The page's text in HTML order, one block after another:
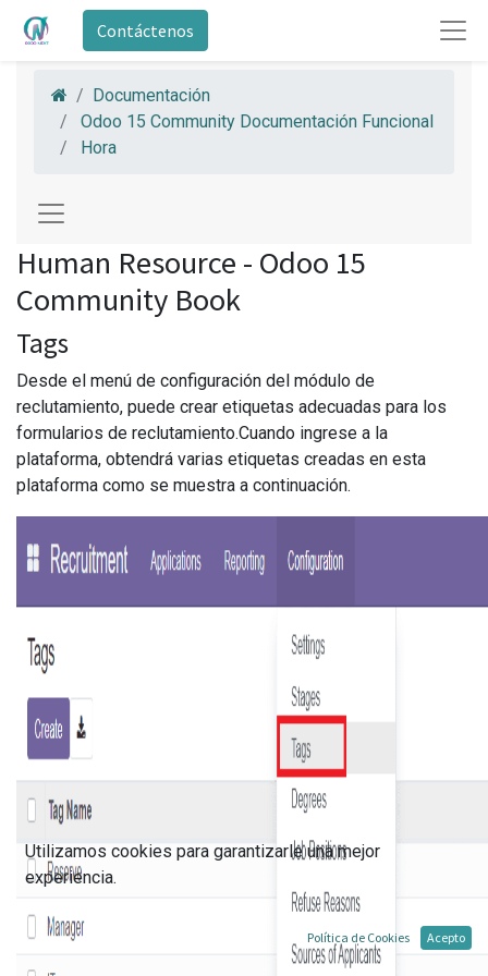
Contáctenos
Documentación
Odoo 15 Community Documentación Funcional
Hora
Human Resource - Odoo 15
Community Book
Tags
Desde el menú de configuración del módulo de
reclutamiento, puede crear etiquetas adecuadas para los
formularios de reclutamiento.Cuando ingrese a la
plataforma, obtendrá varias etiquetas creadas en esta
plataforma como se muestra a continuación.
Utilizamos cookies para garantizarle una mejor
experiencia.
Política de Cookies Acepto